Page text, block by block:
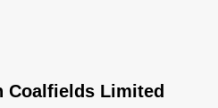
Coalfields Limited